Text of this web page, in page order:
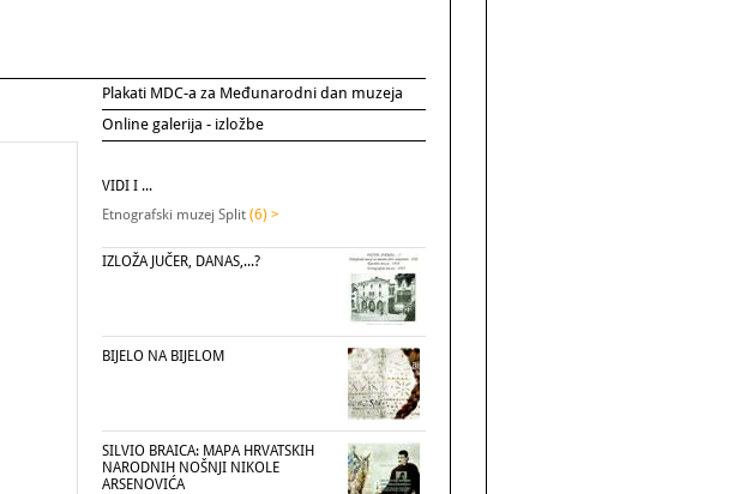
Plakati MDC-a za Međunarodni dan muzeja
Online galerija - izložbe
VIDI I ...
Etnografski muzej Split (6) >
IZLOŽA JUČER, DANAS,...?
BIJELO NA BIJELOM
SILVIO BRAICA: MAPA HRVATSKIH
NARODNIH NOŠNJI NIKOLE
ARSENOVIĆA